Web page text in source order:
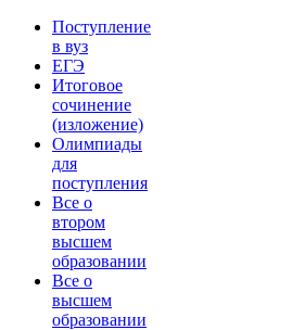
Поступление
в вуз
ЕГЭ
Итоговое
сочинение
(изложение)
Олимпиады
для
поступления
Все о
втором
высшем
образовании
Все о
высшем
образовании